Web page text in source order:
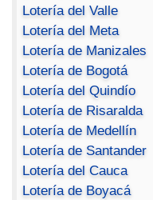
Lotería del Valle
Lotería del Meta
Lotería de Manizales
Lotería de Bogotá
Lotería del Quindío
Lotería de Risaralda
Lotería de Medellín
Lotería de Santander
Lotería del Cauca
Lotería de Boyacá